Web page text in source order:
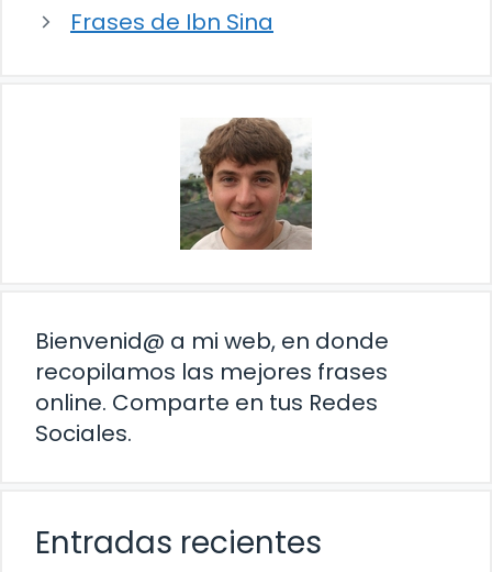
Frases de Ibn Sina
Bienvenid@ a mi web, en donde
recopilamos las mejores frases
online. Comparte en tus Redes
Sociales.
Entradas recientes